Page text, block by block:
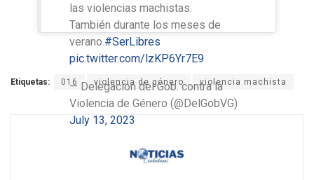
las violencias machistas.
También durante los meses de
verano. #SerLibres
pic.twitter.com/lzKP6Yr7E9
— Delegación del Gob. contra la
Violencia de Género (@DelGobVG)
July 13, 2023
Etiquetas: 016 violencia de género violencia machista